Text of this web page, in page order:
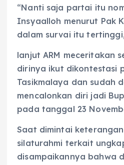
“Nanti saja partai itu
Insyaalloh menurut Pak
dalam survai itu
lanjut ARM meceritakan
dirinya ikut dikontestasi
Tasikmalaya dan sudah
mencalonkan diri jadi
pada tanggal 23
Saat dimintai
silaturahmi terkait
disampaikannya bahwa